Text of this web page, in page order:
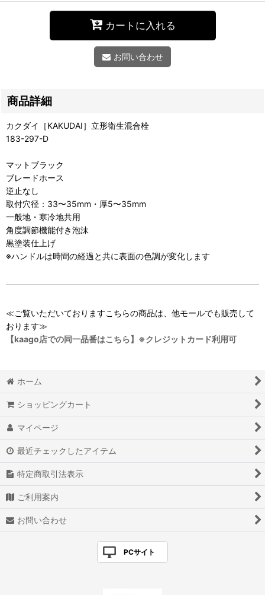
カートに入れる
お問い合わせ
商品詳細
カクダイ［KAKUDAI］立形衛生混合栓
183-297-D
マットブラック
ブレードホース
逆止なし
取付穴径：33〜35mm・厚5〜35mm
一般地・寒冷地共用
角度調節機能付き泡沫
黒塗装仕上げ
※ハンドルは時間の経過と共に表面の色調が変化します
≪ご覧いただいておりますこちらの商品は、他モールでも販売して
おります≫
【kaago店での同一品番はこちら】※クレジットカード利用可
ホーム
ショッピングカート
マイページ
最近チェックしたアイテム
特定商取引法表示
ご利用案内
お問い合わせ
PCサイト